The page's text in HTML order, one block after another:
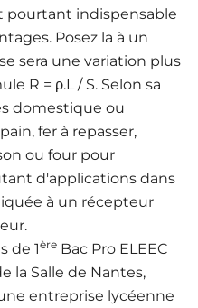
indispensable
Posez la à un
sera une variation plus
R = ρ.L / S. Selon sa
domestique ou
fer à repasser,
ou four pour
d'applications dans
à un récepteur
de 1ère Bac Pro ELEEC
la Salle de Nantes,
entreprise lycéenne